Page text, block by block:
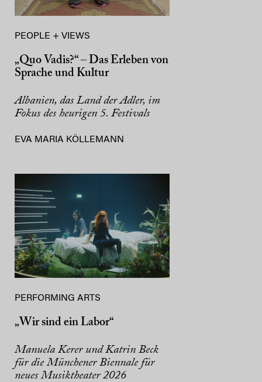
PEOPLE + VIEWS
„Quo Vadis?“ – Das Erleben von
Sprache und Kultur
Albanien, das Land der Adler, im
Fokus des heurigen 5. Festivals
EVA MARIA KÖLLEMANN
PERFORMING ARTS
„Wir sind ein Labor“
Manuela Kerer und Katrin Beck
für die Münchener Biennale für
neues Musiktheater 2026